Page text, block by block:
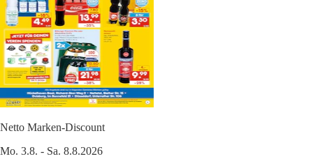
Netto Marken-Discount
Mo. 3.8. - Sa. 8.8.2026